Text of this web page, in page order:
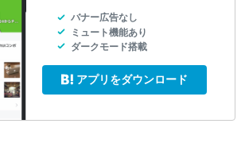
バナー広告なし
ミュート機能あり
ダークモード搭載
アプリをダウンロード